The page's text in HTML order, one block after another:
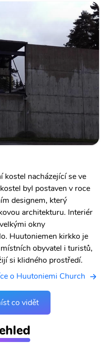
kostel nacházející se ve
byl postaven v roce
designem, který
architekturu. Interiér
okny
Huutoniemen kirkko je
obyvatel i turistů,
si klidného prostředí.
o Huutoniemi Church
co vidět